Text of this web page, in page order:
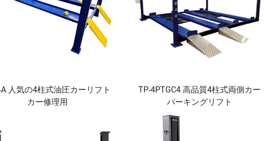
人気の4柱式油圧カーリフト
カー修理用
TP-4PTGC4 高品質4柱式両側カー
パーキングリフト